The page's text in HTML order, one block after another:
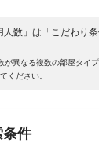
人数」は「こだわり
異なる複数の部屋タイ
ください。
条件